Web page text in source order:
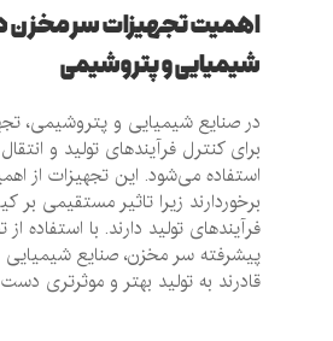
اهمیت تجهیزات سر مخزن در
شیمیایی و پتروشیمی
در صنایع شیمیایی و پتروشیمی،
برای کنترل فرآیندهای تولید و انتقال
استفاده می‌شود. این تجهیزات از اهمیت
برخوردارند زیرا تاثیر مستقیمی بر کیفیت
فرآیندهای تولید دارند. با استفاده از
پیشرفته سر مخزن، صنایع شیمیایی و
قادرند به تولید بهتر و موثرتری دست یابند.